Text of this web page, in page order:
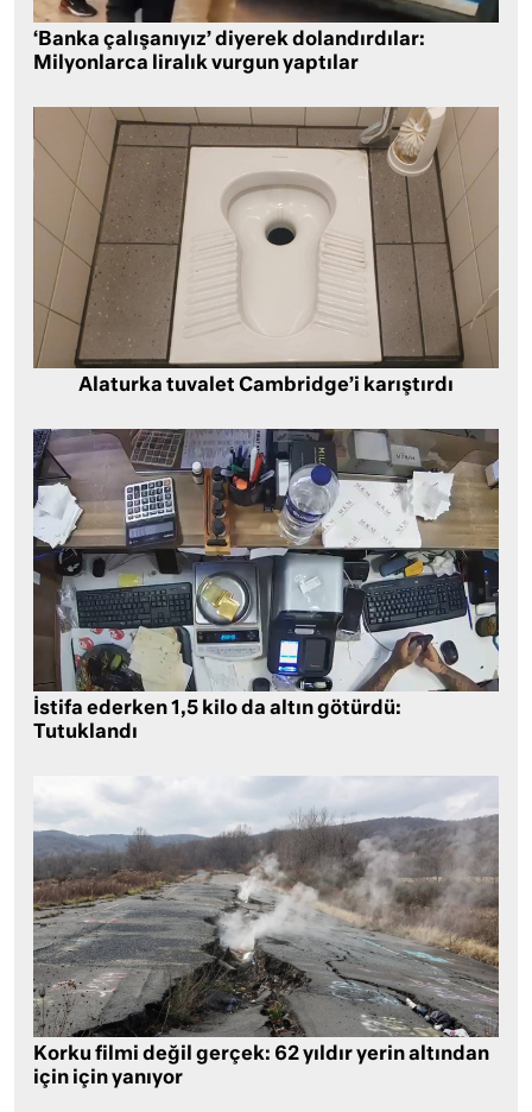
‘Banka çalışanıyız’ diyerek dolandırdılar:
Milyonlarca liralık vurgun yaptılar
Alaturka tuvalet Cambridge’i karıştırdı
İstifa ederken 1,5 kilo da altın götürdü:
Tutuklandı
Korku filmi değil gerçek: 62 yıldır yerin altından
için için yanıyor